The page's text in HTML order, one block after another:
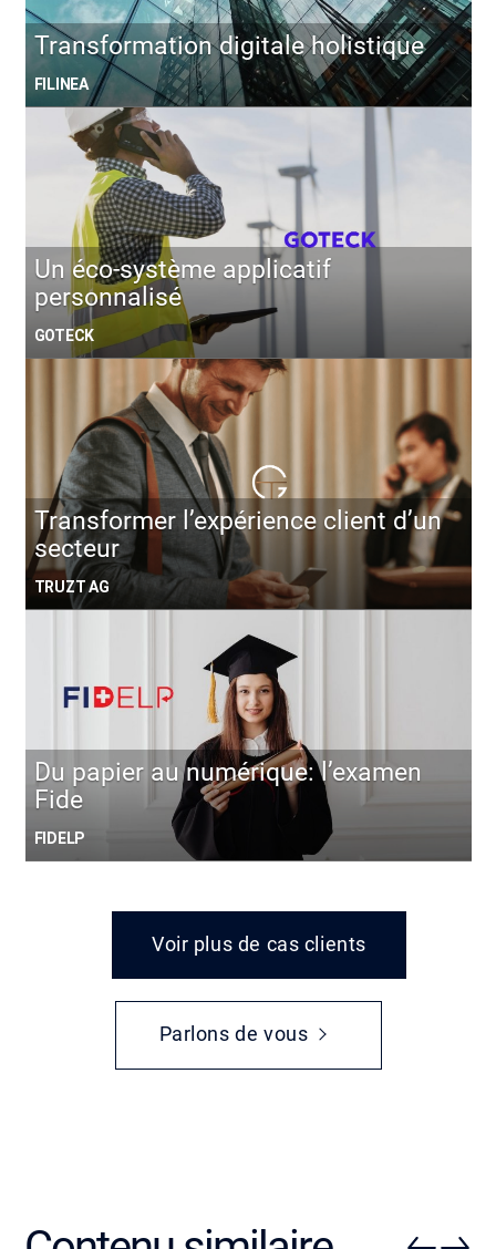
Transformation digitale holistique
FILINEA
Un éco-système applicatif
personnalisé
GOTECK
Transformer l’expérience client d’un
secteur
TRUZT AG
Du papier au numérique: l’examen
Fide
FIDELP
Voir plus de cas clients
Parlons de vous